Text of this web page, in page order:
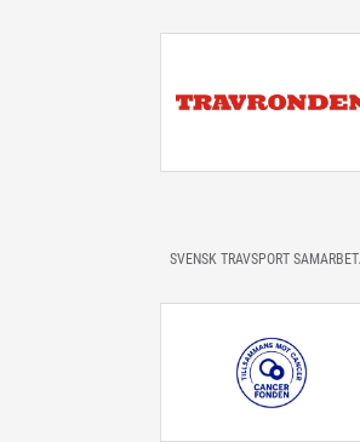
SVENSK TRAVSPORT